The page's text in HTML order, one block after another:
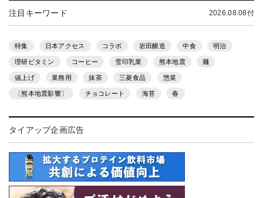
注目キーワード 2026.08.08付
特集 日本アクセス コラボ 岩田醸造 中食 明治
理研ビタミン コーヒー 雪印乳業 熊本地震 麺
値上げ 業務用 抹茶 三菱食品 惣菜
〔熊本地震影響〕 チョコレート 海苔 春
タイアップ企画広告